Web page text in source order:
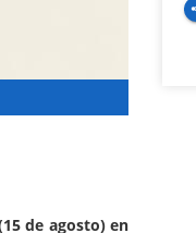
de agosto) en